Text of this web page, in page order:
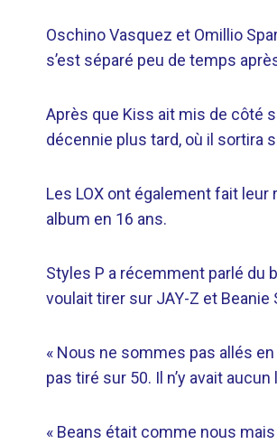
Oschino Vasquez et Omillio
s’est séparé peu de temps
Après que Kiss ait mis de côté
décennie plus tard, où il sortira
Les LOX ont également fait
album en 16 ans.
Styles P a récemment parlé du
voulait tirer sur JAY-Z et Beanie
« Nous ne sommes pas allés en
pas tiré sur 50. Il n’y avait
« Beans était comme nous